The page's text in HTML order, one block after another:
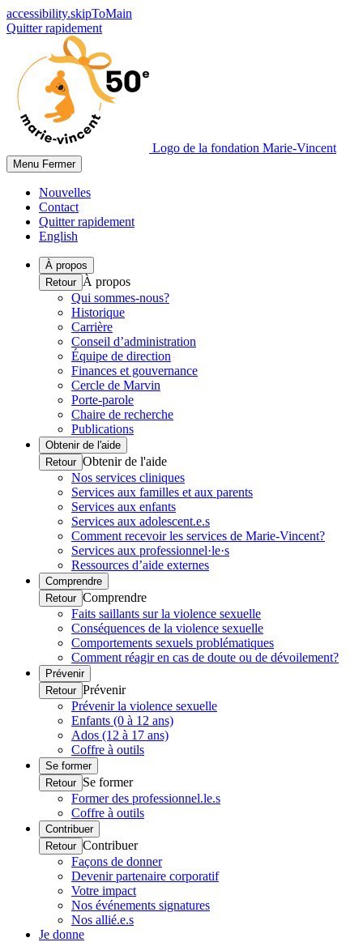
accessibility.skipToMain
Quitter rapidement
Logo de la fondation Marie-Vincent
Menu Fermer
Nouvelles
Contact
Quitter rapidement
English
À propos
Retour À propos
Qui sommes-nous?
Historique
Carrière
Conseil d’administration
Équipe de direction
Finances et gouvernance
Cercle de Marvin
Porte-parole
Chaire de recherche
Publications
Obtenir de l'aide
Retour Obtenir de l'aide
Nos services cliniques
Services aux familles et aux parents
Services aux enfants
Services aux adolescent.e.s
Comment recevoir les services de Marie-Vincent?
Services aux professionnel·le·s
Ressources d’aide externes
Comprendre
Retour Comprendre
Faits saillants sur la violence sexuelle
Conséquences de la violence sexuelle
Comportements sexuels problématiques
Comment réagir en cas de doute ou de dévoilement?
Prévenir
Retour Prévenir
Prévenir la violence sexuelle
Enfants (0 à 12 ans)
Ados (12 à 17 ans)
Coffre à outils
Se former
Retour Se former
Former des professionnel.le.s
Coffre à outils
Contribuer
Retour Contribuer
Façons de donner
Devenir partenaire corporatif
Votre impact
Nos événements signatures
Nos allié.e.s
Je donne